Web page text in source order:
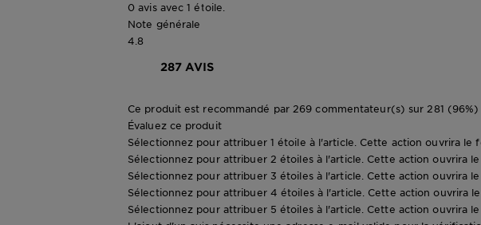
0 avis avec 1 étoile.
Note générale
4.8
287 AVIS
Ce produit est recommandé par 269 commentateur(s) sur 281 (96%)
Évaluez ce produit
Sélectionnez pour attribuer 1 étoile à l'article. Cette action ouvrira le
Sélectionnez pour attribuer 2 étoiles à l'article. Cette action ouvrira le
Sélectionnez pour attribuer 3 étoiles à l'article. Cette action ouvrira le
Sélectionnez pour attribuer 4 étoiles à l'article. Cette action ouvrira
Sélectionnez pour attribuer 5 étoiles à l'article. Cette action ouvrira le